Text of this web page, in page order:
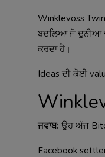
Winklevoss
ਬਦਲਿਆ ਜੋ ਦੁਨੀਆ
ਕਰਦਾ ਹੈ।
Ideas ਦੀ ਕੋਈ
ਜਵਾਬ: ਉਹ ਅੱਜ
Facebook